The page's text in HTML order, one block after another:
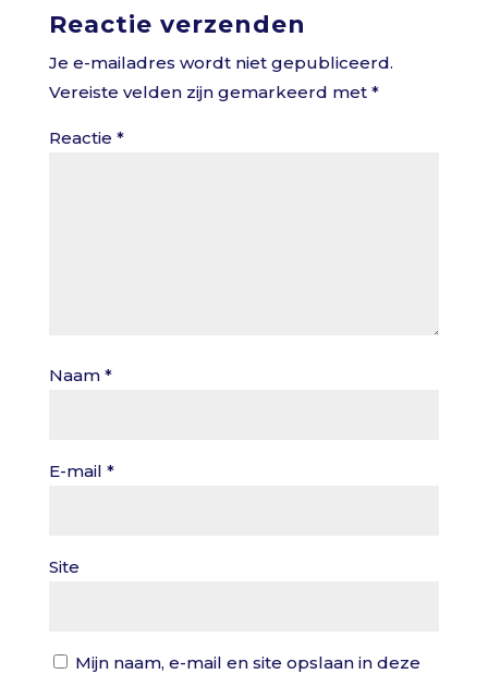
Reactie verzenden
Je e-mailadres wordt niet gepubliceerd.
Vereiste velden zijn gemarkeerd met *
Reactie *
Naam *
E-mail *
Site
Mijn naam, e-mail en site opslaan in deze